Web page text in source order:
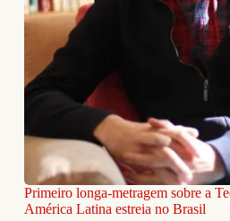
Primeiro longa-metragem sobre a
América Latina estreia no Brasil